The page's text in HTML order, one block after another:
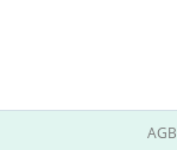
AGB